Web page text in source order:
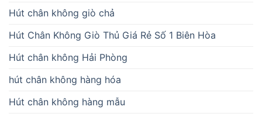
Hút chân không giò chả
Hút Chân Không Giò Thủ Giá Rẻ Số 1 Biên Hòa
Hút chân không Hải Phòng
hút chân không hàng hóa
Hút chân không hàng mẫu